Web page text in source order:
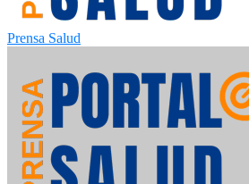
Prensa Salud